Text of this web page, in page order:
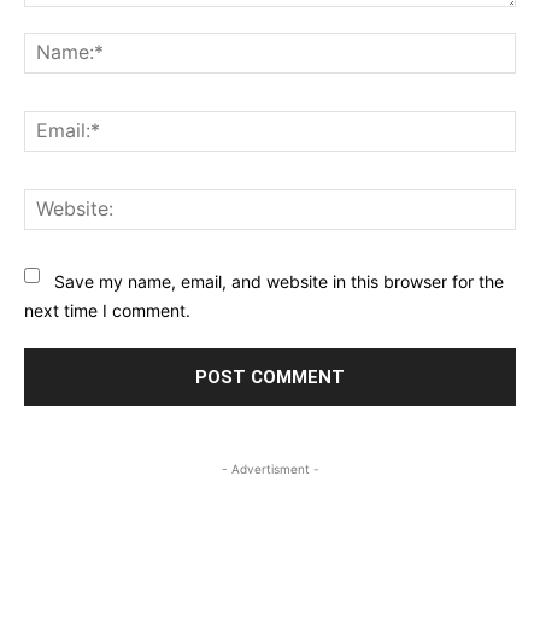
Save my name, email, and website in this browser for the
next time I comment.
- Advertisment -